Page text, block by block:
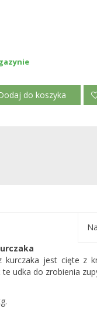
do koszyka
jest cięte z
udka do zrobienia